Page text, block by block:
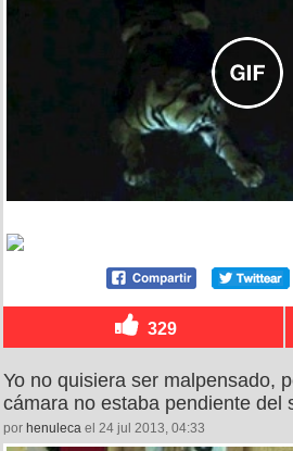
329
Yo no quisiera ser malpensado,
cámara no estaba pendiente del
por henuleca el 24 jul 2013, 04:33